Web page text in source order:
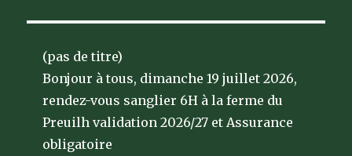
(pas de titre)
Bonjour à tous, dimanche 19 juillet 2026,
rendez-vous sanglier 6H à la ferme du
Preuilh validation 2026/27 et Assurance
obligatoire